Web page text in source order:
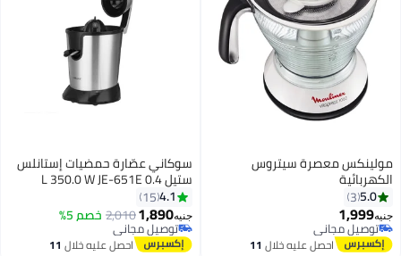
مولينكس معصرة سيتروس
الكهربائية
5.0
3
جنيه1,999
توصيل مجاني
توصيل مجانياحصل عليه خلال 11
سوكاني عصّارة حمضيات إستانلس
ستيل 0.4 L 350.0 W JE-651E
فضي/أسود
4.1
15
جنيه1,890
2,010خصم 5%
توصيل مجاني
توصيل مجانياحصل عليه خلال 11